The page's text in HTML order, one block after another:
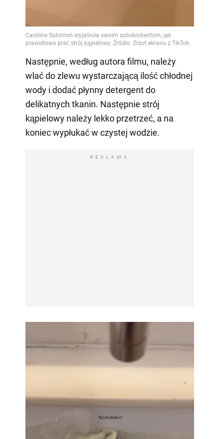
Następnie, według autora filmu, należy
wlać do zlewu wystarczającą ilość chłodnej
wody i dodać płynny detergent do
delikatnych tkanin. Następnie strój
kąpielowy należy lekko przetrzeć, a na
koniec wypłukać w czystej wodzie.
REKLAMA